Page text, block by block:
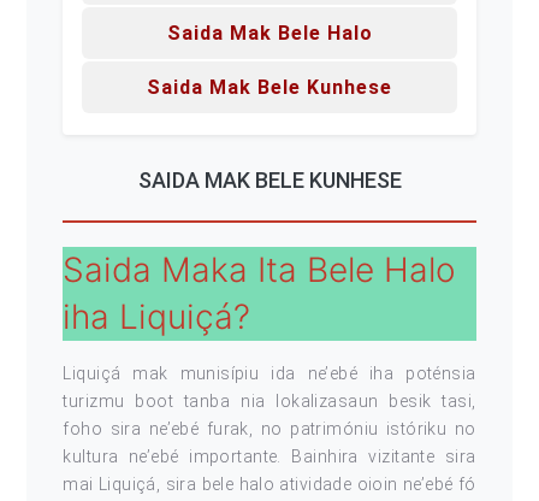
Saida Mak Bele Halo
Saida Mak Bele Kunhese
SAIDA MAK BELE KUNHESE
Saida Maka Ita Bele Halo
iha Liquiçá?
Liquiçá mak munisípiu ida ne’ebé iha poténsia
turizmu boot tanba nia lokalizasaun besik tasi,
foho sira ne’ebé furak, no patrimóniu istóriku no
kultura ne’ebé importante. Bainhira vizitante sira
mai Liquiçá, sira bele halo atividade oioin ne’ebé fó